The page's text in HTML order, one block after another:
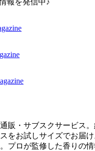
販・サブスクサービス
をお試しサイズでお届
プロが監修した香りの情